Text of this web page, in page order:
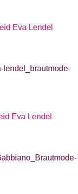
Eva Lendel
Eva Lendel